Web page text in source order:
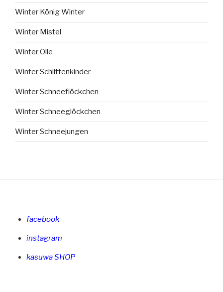
Winter König Winter
Winter Mistel
Winter Olle
Winter Schlittenkinder
Winter Schneeflöckchen
Winter Schneeglöckchen
Winter Schneejungen
facebook
instagram
kasuwa SHOP